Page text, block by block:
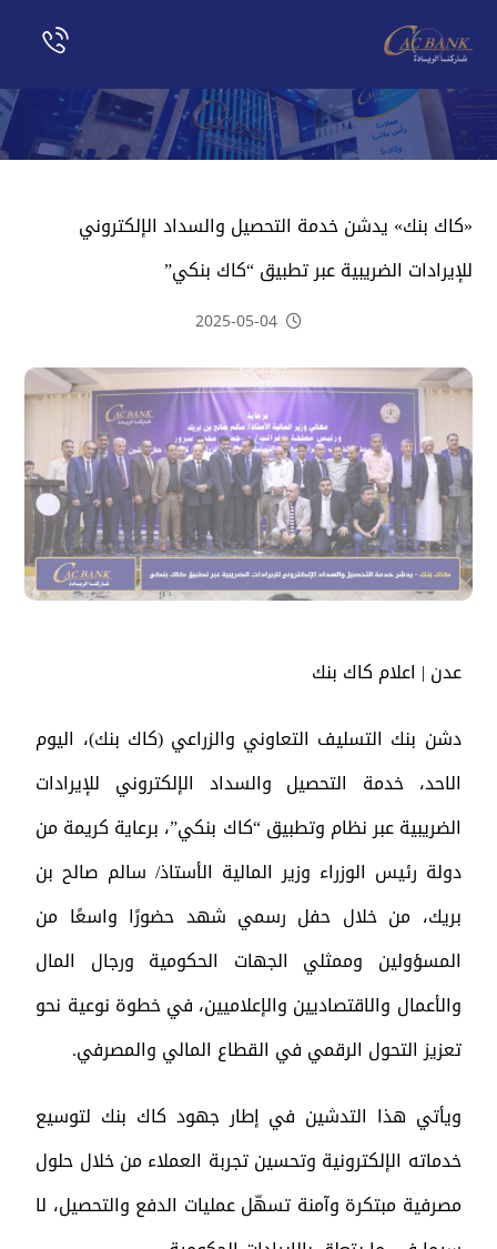
«كاك بنك» يدشن خدمة التحصيل والسداد الإلكتروني
للإيرادات الضريبية عبر تطبيق “كاك بنكي”
2025-05-04
عدن | اعلام كاك بنك
دشن بنك التسليف التعاوني والزراعي (كاك بنك)، اليوم
الاحد، خدمة التحصيل والسداد الإلكتروني للإيرادات
الضريبية عبر نظام وتطبيق “كاك بنكي”، برعاية كريمة من
دولة رئيس الوزراء وزير المالية الأستاذ/ سالم صالح بن
بريك، من خلال حفل رسمي شهد حضورًا واسعًا من
المسؤولين وممثلي الجهات الحكومية ورجال المال
والأعمال والاقتصاديين والإعلاميين، في خطوة نوعية نحو
تعزيز التحول الرقمي في القطاع المالي والمصرفي.
ويأتي هذا التدشين في إطار جهود كاك بنك لتوسيع
خدماته الإلكترونية وتحسين تجربة العملاء من خلال حلول
مصرفية مبتكرة وآمنة تسهّل عمليات الدفع والتحصيل، لا